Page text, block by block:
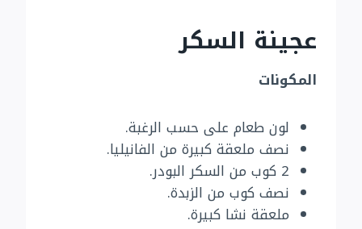
عجينة السكر
المكونات
لون طعام على حسب الرغبة.
نصف ملعقة كبيرة من الفانيليا.
2 كوب من السكر البودر.
نصف كوب من الزبدة.
ملعقة نشا كبيرة.